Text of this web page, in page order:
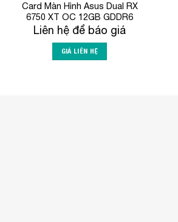
Card Màn Hình Asus Dual RX
6750 XT OC 12GB GDDR6
Liên hệ để báo giá
GIÁ LIÊN HỆ